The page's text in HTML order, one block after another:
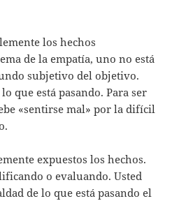
los hechos
de la empatía, uno no está
subjetivo del objetivo.
que está pasando. Para ser
«sentirse mal» por la difícil
expuestos los hechos.
o evaluando. Usted
de lo que está pasando el